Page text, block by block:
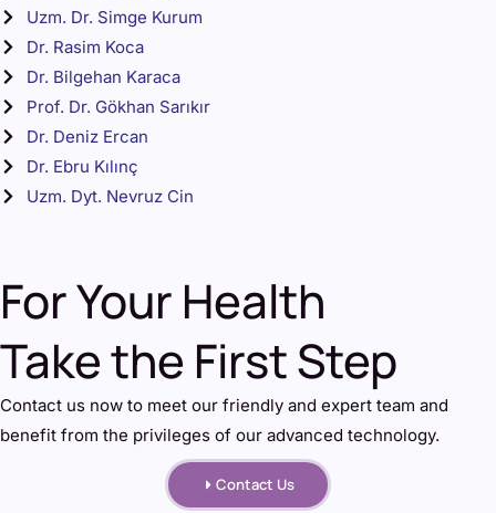
Uzm. Dr. Simge Kurum
Dr. Rasim Koca
Dr. Bilgehan Karaca
Prof. Dr. Gökhan Sarıkır
Dr. Deniz Ercan
Dr. Ebru Kılınç
Uzm. Dyt. Nevruz Cin
For Your Health
Take the First Step
Contact us now to meet our friendly and expert team and
benefit from the privileges of our advanced technology.
Contact Us